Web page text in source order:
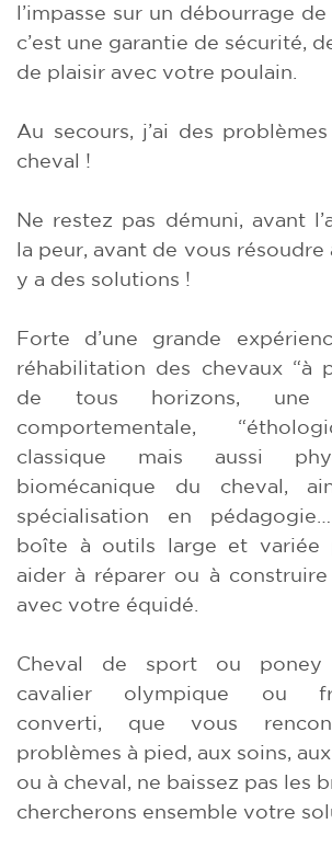
l’impasse sur un débourrage
c’est une garantie de sécurité,
de plaisir avec votre poulain.
Au secours, j’ai des
cheval !
Ne restez pas démuni, avant
la peur, avant de vous résoudre
y a des solutions !
Forte d’une grande
réhabilitation des chevaux “à
de tous horizons, une
comportementale,
classique mais aussi
biomécanique du cheval,
spécialisation en
boîte à outils large et variée
aider à réparer ou à
avec votre équidé.
Cheval de sport ou
cavalier olympique ou
converti, que vous
problèmes à pied, aux soins,
ou à cheval, ne baissez pas les
chercherons ensemble votre